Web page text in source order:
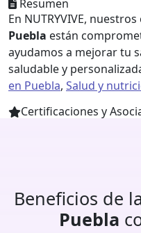
Resumen
En NUTRYVIVE,
Puebla están
ayudamos a mejorar tu
saludable y
en Puebla, Salud y
Certificaciones y
Beneficios de
Puebla